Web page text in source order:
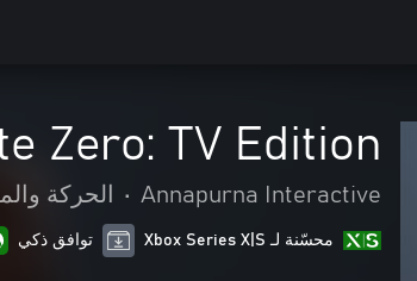
Zero: TV Edition
Annapurna Interactive
• الحركة
محسّنة لـ Xbox Series X|S توافق ذكي